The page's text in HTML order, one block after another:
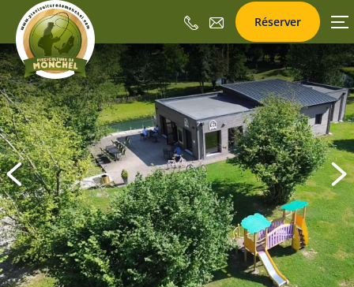
Réserver
Aller
au
contenu
précédent